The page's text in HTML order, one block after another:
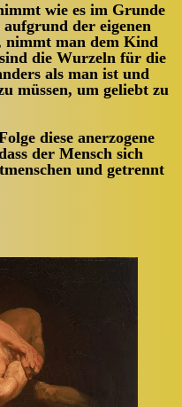
wie es im Grunde
der eigenen
nimmt man dem Kind
die Wurzeln für die
als man ist und
müssen, um geliebt zu
diese anerzogene
der Mensch sich
und getrennt